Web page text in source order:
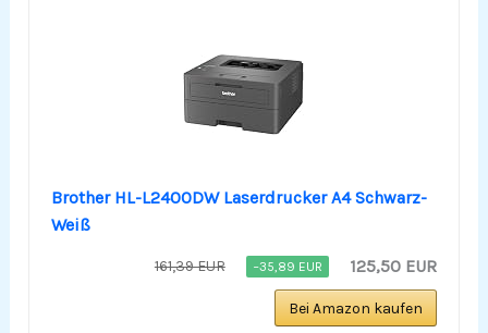
Brother HL-L2400DW Laserdrucker A4 Schwarz-
Weiß
161,39 EUR −35,89 EUR 125,50 EUR
Bei Amazon kaufen